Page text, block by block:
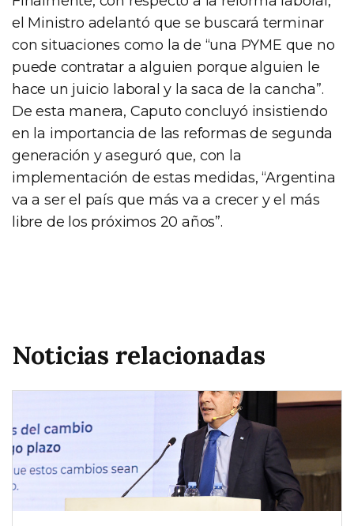
el Ministro adelantó que se buscará terminar
con situaciones como la de “una PYME que no
puede contratar a alguien porque alguien le
hace un juicio laboral y la saca de la cancha”.
De esta manera, Caputo concluyó insistiendo
en la importancia de las reformas de segunda
generación y aseguró que, con la
implementación de estas medidas, “Argentina
va a ser el país que más va a crecer y el más
libre de los próximos 20 años”.
Noticias relacionadas